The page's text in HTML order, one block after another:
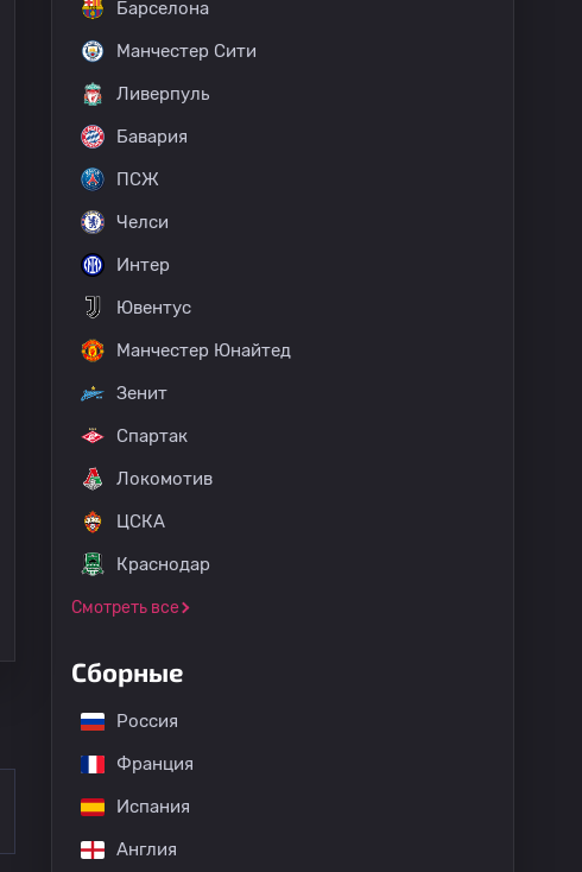
Барселона
Манчестер Сити
Ливерпуль
Бавария
ПСЖ
Челси
Интер
Ювентус
Манчестер Юнайтед
Зенит
Спартак
Локомотив
ЦСКА
Краснодар
Смотреть все
Сборные
Россия
Франция
Испания
Англия